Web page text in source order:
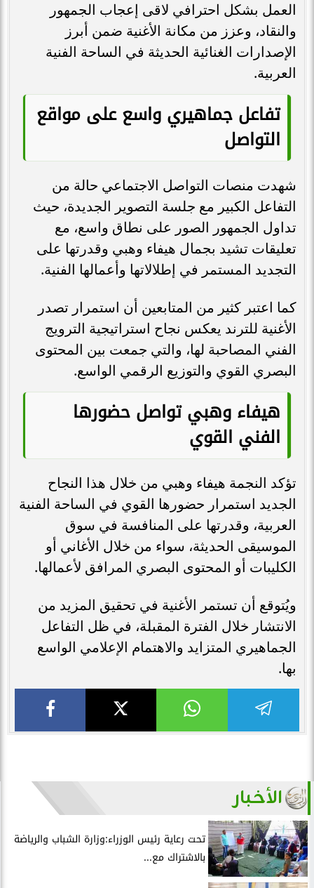
العمل بشكل احترافي لاقى إعجاب الجمهور
والنقاد، وعزز من مكانة الأغنية ضمن أبرز
الإصدارات الغنائية الحديثة في الساحة الفنية
العربية.
تفاعل جماهيري واسع على مواقع
التواصل
شهدت منصات التواصل الاجتماعي حالة من
التفاعل الكبير مع جلسة التصوير الجديدة، حيث
تداول الجمهور الصور على نطاق واسع، مع
تعليقات تشيد بجمال هيفاء وهبي وقدرتها على
التجديد المستمر في إطلالاتها وأعمالها الفنية.
كما اعتبر كثير من المتابعين أن استمرار تصدر
الأغنية للترند يعكس نجاح استراتيجية الترويج
الفني المصاحبة لها، والتي جمعت بين المحتوى
البصري القوي والتوزيع الرقمي الواسع.
هيفاء وهبي تواصل حضورها
الفني القوي
تؤكد النجمة هيفاء وهبي من خلال هذا النجاح
الجديد استمرار حضورها القوي في الساحة الفنية
العربية، وقدرتها على المنافسة في سوق
الموسيقى الحديثة، سواء من خلال الأغاني أو
الكليبات أو المحتوى البصري المرافق لأعمالها.
ويُتوقع أن تستمر الأغنية في تحقيق المزيد من
الانتشار خلال الفترة المقبلة، في ظل التفاعل
الجماهيري المتزايد والاهتمام الإعلامي الواسع
بها.
الأخبار
تحت رعاية رئيس الوزراء:وزارة الشباب والرياضة
بالاشتراك مع...